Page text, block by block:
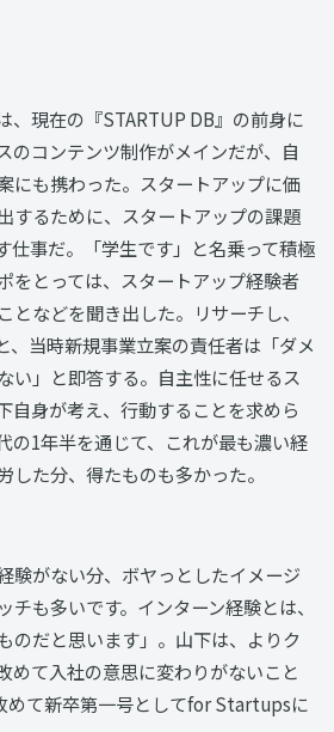
、現在の『STARTUP DB』の前身に
のコンテンツ制作がメインだが、自
にも携わった。スタートアップに価
するために、スタートアップの課題
仕事だ。「学生です」と名乗って積極
をとっては、スタートアップ経験者
となどを聞き出した。リサーチし、
、当時新規事業立案の責任者は「ダメ
い」と即答する。自主性に任せるス
自身が考え、行動することを求めら
の1年半を通じて、これが最も濃い経
した分、得たものも多かった。
験がない分、ボヤっとしたイメージ
も多いです。インターン経験とは、
のだと思います」。山下は、よりク
めて入社の意思に変わりがないこと
めて新卒第一号としてfor Startupsに